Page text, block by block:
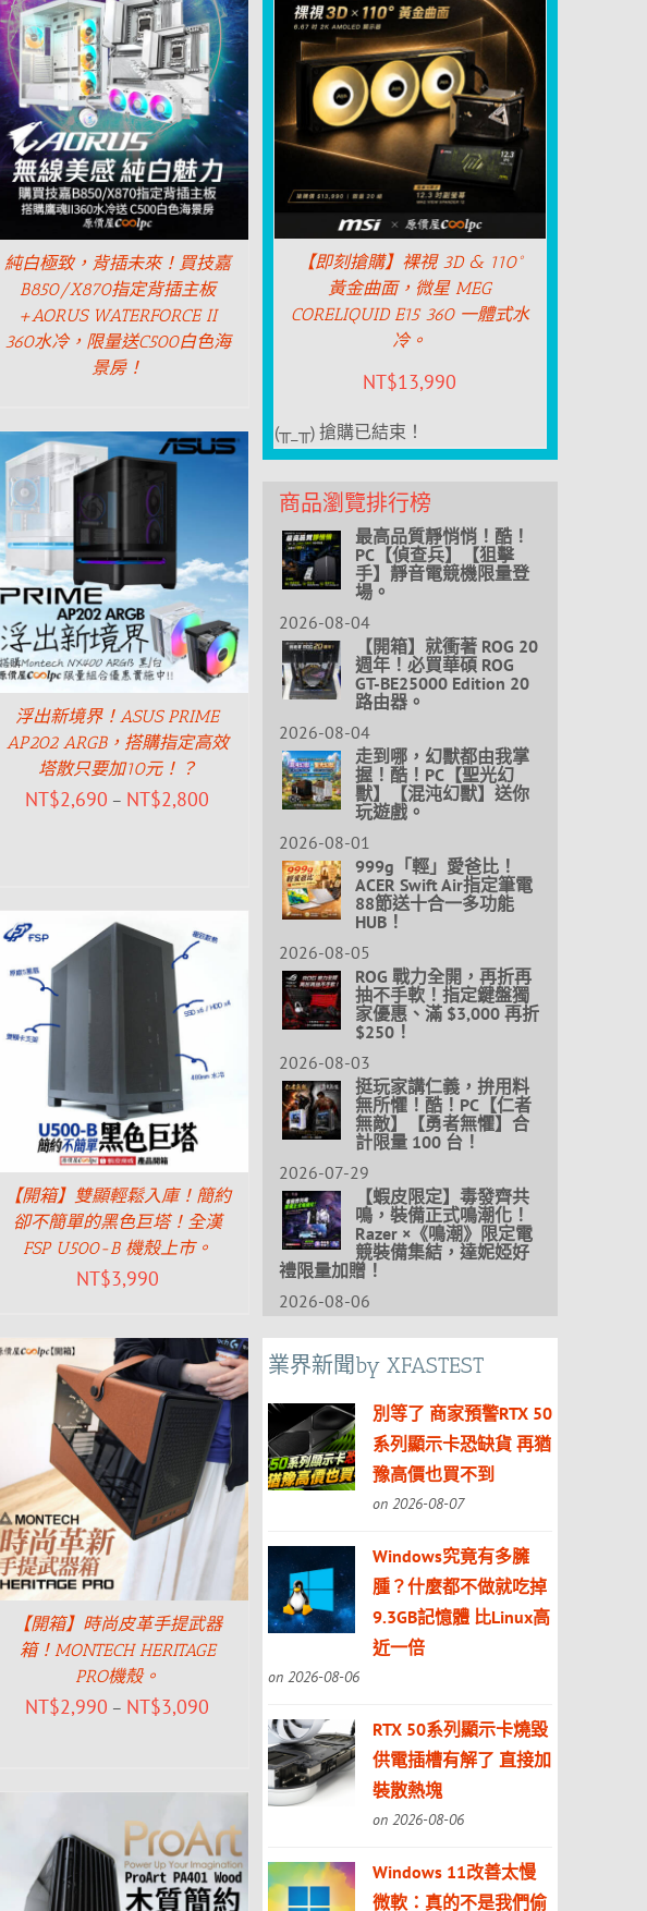
純白極致，背插未來！買技嘉
B850/X870指定背插主板
+AORUS WATERFORCE II
360水冷，限量送C500白色海
景房！
浮出新境界！ASUS PRIME
AP202 ARGB，搭購指定高效
塔散只要加10元！？
NT$2,690 – NT$2,800
【開箱】雙顯輕鬆入庫！簡約
卻不簡單的黑色巨塔！全漢
FSP U500-B 機殼上市。
NT$3,990
【開箱】時尚皮革手提武器
箱！MONTECH HERITAGE
PRO機殼。
NT$2,990 – NT$3,090
【即刻搶購】裸視 3D & 110°
黃金曲面，微星 MEG
CORELIQUID E15 360 一體式水
冷。
NT$13,990
(╥_╥) 搶購已結束！
商品瀏覽排行榜
最高品質靜悄悄！酷！
PC【偵查兵】【狙擊
手】靜音電競機限量登
場。
2026-08-04
【開箱】就衝著 ROG 20
週年！必買華碩 ROG
GT-BE25000 Edition 20
路由器。
2026-08-04
走到哪，幻獸都由我掌
握！酷！PC【聖光幻
獸】【混沌幻獸】送你
玩遊戲。
2026-08-01
999g「輕」愛爸比！
ACER Swift Air指定筆電
88節送十合一多功能
HUB！
2026-08-05
ROG 戰力全開，再折再
抽不手軟！指定鍵盤獨
家優惠、滿 $3,000 再折
$250！
2026-08-03
挺玩家講仁義，拚用料
無所懼！酷！PC【仁者
無敵】【勇者無懼】合
計限量 100 台！
2026-07-29
【蝦皮限定】毒發齊共
鳴，裝備正式鳴潮化！
Razer ×《鳴潮》限定電
競裝備集結，達妮婭好
禮限量加贈！
2026-08-06
業界新聞by XFASTEST
別等了 商家預警RTX 50
系列顯示卡恐缺貨 再猶
豫高價也買不到
on 2026-08-07
Windows究竟有多臃
腫？什麼都不做就吃掉
9.3GB記憶體 比Linux高
近一倍
on 2026-08-06
RTX 50系列顯示卡燒毀
供電插槽有解了 直接加
裝散熱塊
on 2026-08-06
Windows 11改善太慢
微軟：真的不是我們偷